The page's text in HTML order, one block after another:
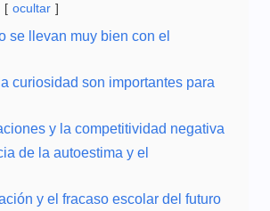
ocultar
se llevan muy bien con el
curiosidad son importantes para
y la competitividad negativa
de la autoestima y el
y el fracaso escolar del futuro